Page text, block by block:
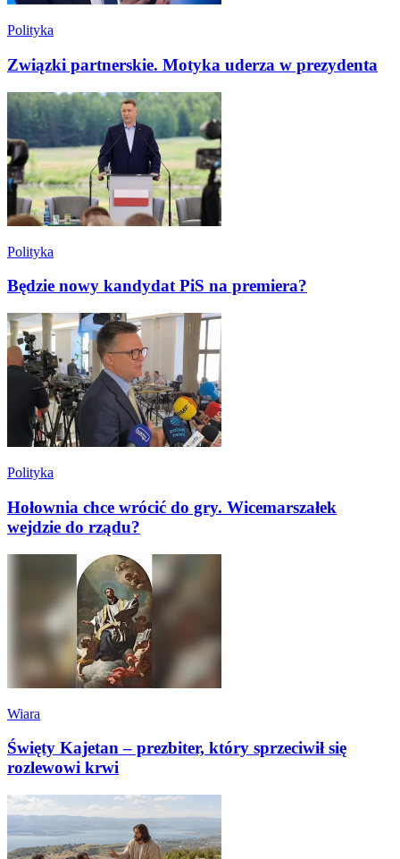
Polityka
Związki partnerskie. Motyka uderza w prezydenta
Polityka
Będzie nowy kandydat PiS na premiera?
Polityka
Hołownia chce wrócić do gry. Wicemarszałek
wejdzie do rządu?
Wiara
Święty Kajetan – prezbiter, który sprzeciwił się
rozlewowi krwi